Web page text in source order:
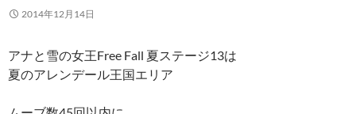
2014年12月14日
アナと雪の女王Free Fall 夏ステージ13は
夏のアレンデール王国エリア